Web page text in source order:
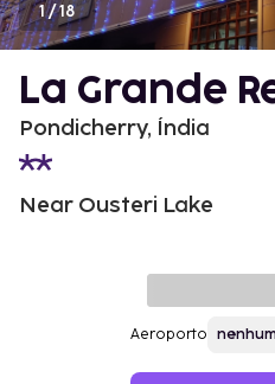
1/18
La Grande
Pondicherry, Índia
Near Ousteri Lake
Aeroporto